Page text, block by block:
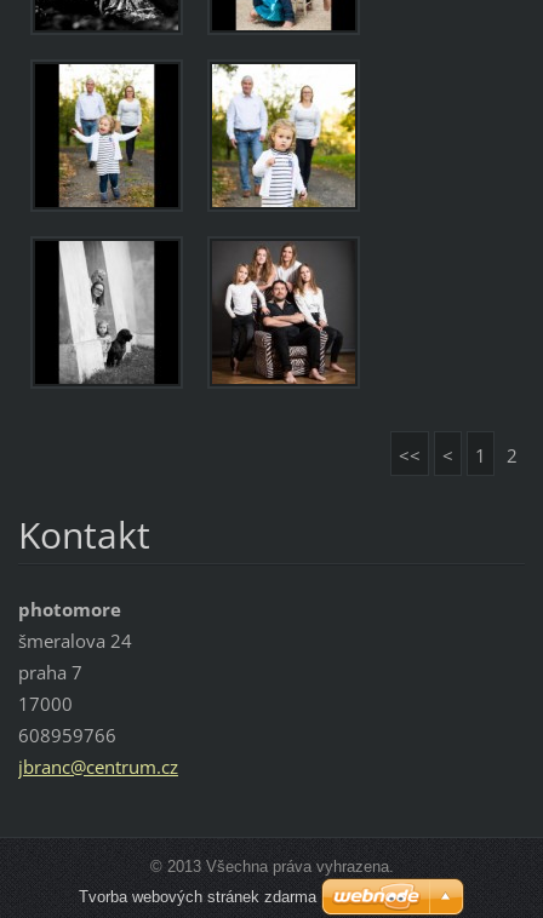
<< < 1 2
Kontakt
photomore
šmeralova 24
praha 7
17000
608959766
jbranc@centrum.cz
© 2013 Všechna práva vyhrazena.
Tvorba webových stránek zdarma